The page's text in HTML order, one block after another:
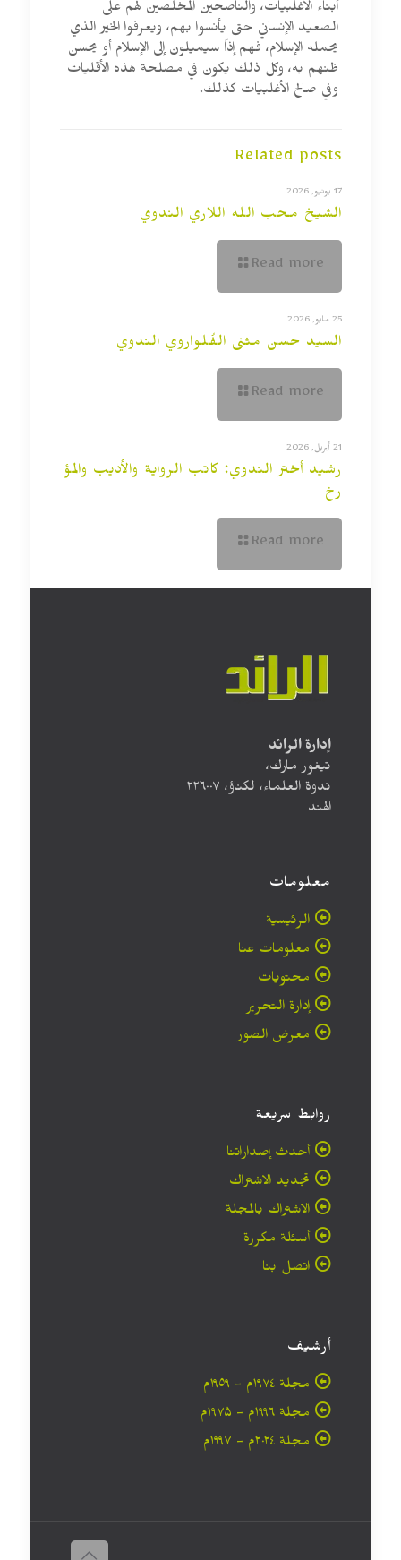
أبناء الأغلبيات، والناصحين المخلصين لهم على
الصعيد الإنساني حتى يأنسوا بهم، ويعرفوا الخير الذي
يحمله الإسلام، فهم إذاً سيميلون إلى الإسلام أو يحسن
ظنهم به، وكل ذلك يكون في مصلحة هذه الأقليات
وفي صالح الأغلبيات كذلك.
Related posts
17 يونيو, 2026
الشيخ محب الله اللاري الندوي
Read more
25 مايو, 2026
السيد حسن مثنى الفُلواروي الندوي
Read more
21 أبريل, 2026
رشيد أختر الندوي: كاتب الرواية والأديب والمؤ
رخ
Read more
إدارة الرائد
تيغور مارك،
ندوة العلماء، لكناؤ، ۲۲٦۰۰۷
الهند
معلومات
الرئيسية
معلومات عنا
محتويات
إدارة التحرير
معرض الصور
روابط سريعة
أحدث إصداراتنا
تجديد الاشتراك
الاشتراك بالمجلة
أسئلة مكررة
اتصل بنا
أرشيف
مجلة ۱۹۷٤م - ١٩٥٩م
مجلة ۱۹۹٦م - ۱۹۷۵م
مجلة ۲۰۲٤م - ۱۹۹۷م